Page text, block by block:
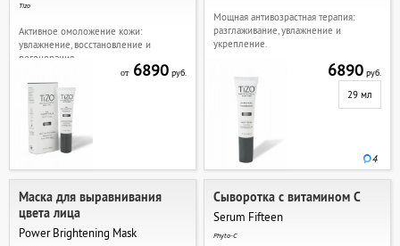
Tizo
Активное омоложение кожи:
увлажнение, восстановление и
регенерация.
от6890руб.
Мощная антивозрастная терапия:
разглаживание, увлажнение и
укрепление.
6890руб.
29 мл
4
Маска для выравнивания
цвета лица
Power Brightening Mask
Сыворотка с витамином C
Serum Fifteen
Phyto-C